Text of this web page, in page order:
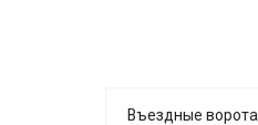
Въездные ворота